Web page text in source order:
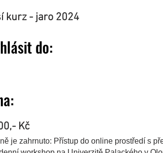
kurz - jaro 2024
do:
Kč
je zahrnuto: Přístup do online prostředí s